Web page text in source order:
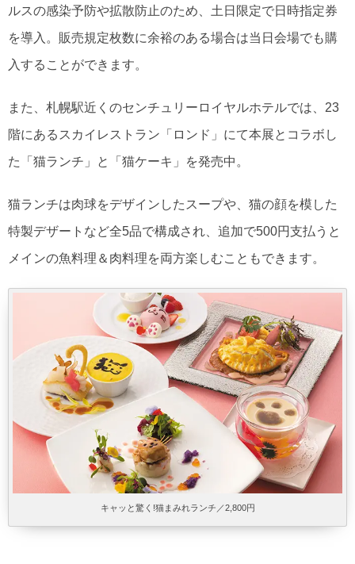
ルスの感染予防や拡散防止のため、土日限定で日時指定券
を導入。販売規定枚数に余裕のある場合は当日会場でも購
入することができます。
また、札幌駅近くのセンチュリーロイヤルホテルでは、23
階にあるスカイレストラン「ロンド」にて本展とコラボし
た「猫ランチ」と「猫ケーキ」を発売中。
猫ランチは肉球をデザインしたスープや、猫の顔を模した
特製デザートなど全5品で構成され、追加で500円支払うと
メインの魚料理＆肉料理を両方楽しむこともできます。
キャッと驚く!猫まみれランチ／2,800円